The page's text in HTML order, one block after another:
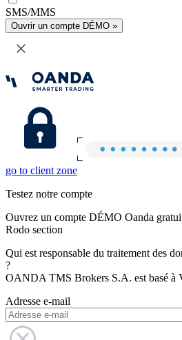
SMS/MMS
Ouvrir un compte DÉMO »
go to client zone
Testez notre compte
Ouvrez un compte DÉMO Oanda
Rodo section
Qui est responsable du traitement des
?
OANDA TMS Brokers S.A. est basé à
Adresse e-mail